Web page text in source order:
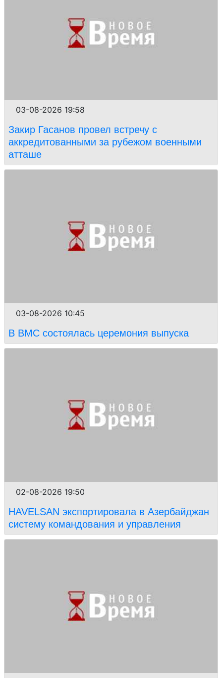
03-08-2026 19:58
Закир Гасанов провел встречу с
аккредитованными за рубежом военными
атташе
03-08-2026 10:45
В ВМС состоялась церемония выпуска
02-08-2026 19:50
HAVELSAN экспортировала в Азербайджан
систему командования и управления